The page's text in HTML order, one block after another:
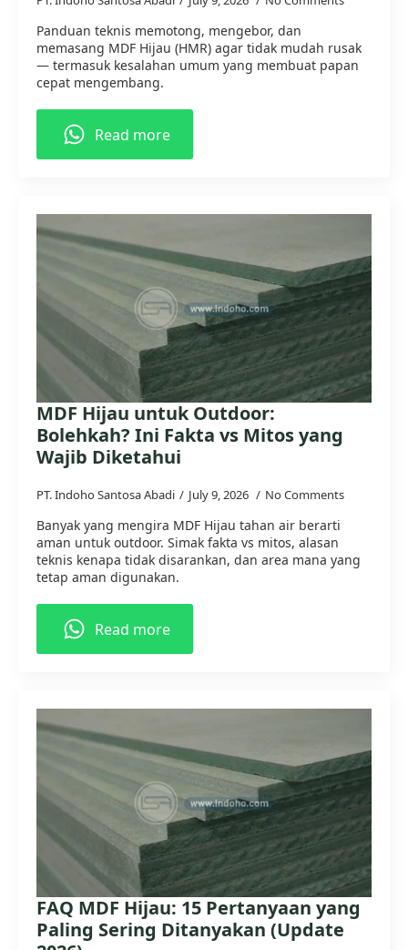
Panduan teknis memotong, mengebor, dan
memasang MDF Hijau (HMR) agar tidak mudah rusak
— termasuk kesalahan umum yang membuat papan
cepat mengembang.
Read more
MDF Hijau untuk Outdoor:
Bolehkah? Ini Fakta vs Mitos yang
Wajib Diketahui
PT. Indoho Santosa Abadi July 9, 2026 No Comments
Banyak yang mengira MDF Hijau tahan air berarti
aman untuk outdoor. Simak fakta vs mitos, alasan
teknis kenapa tidak disarankan, dan area mana yang
tetap aman digunakan.
Read more
FAQ MDF Hijau: 15 Pertanyaan yang
Paling Sering Ditanyakan (Update